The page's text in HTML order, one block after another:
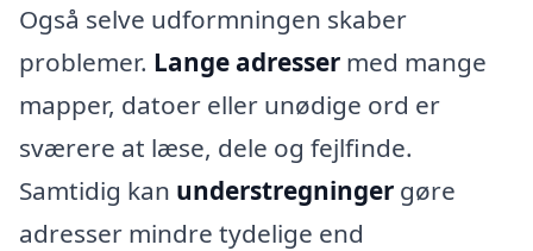
Også selve udformningen skaber
problemer. Lange adresser med mange
mapper, datoer eller unødige ord er
sværere at læse, dele og fejlfinde.
Samtidig kan understregninger gøre
adresser mindre tydelige end